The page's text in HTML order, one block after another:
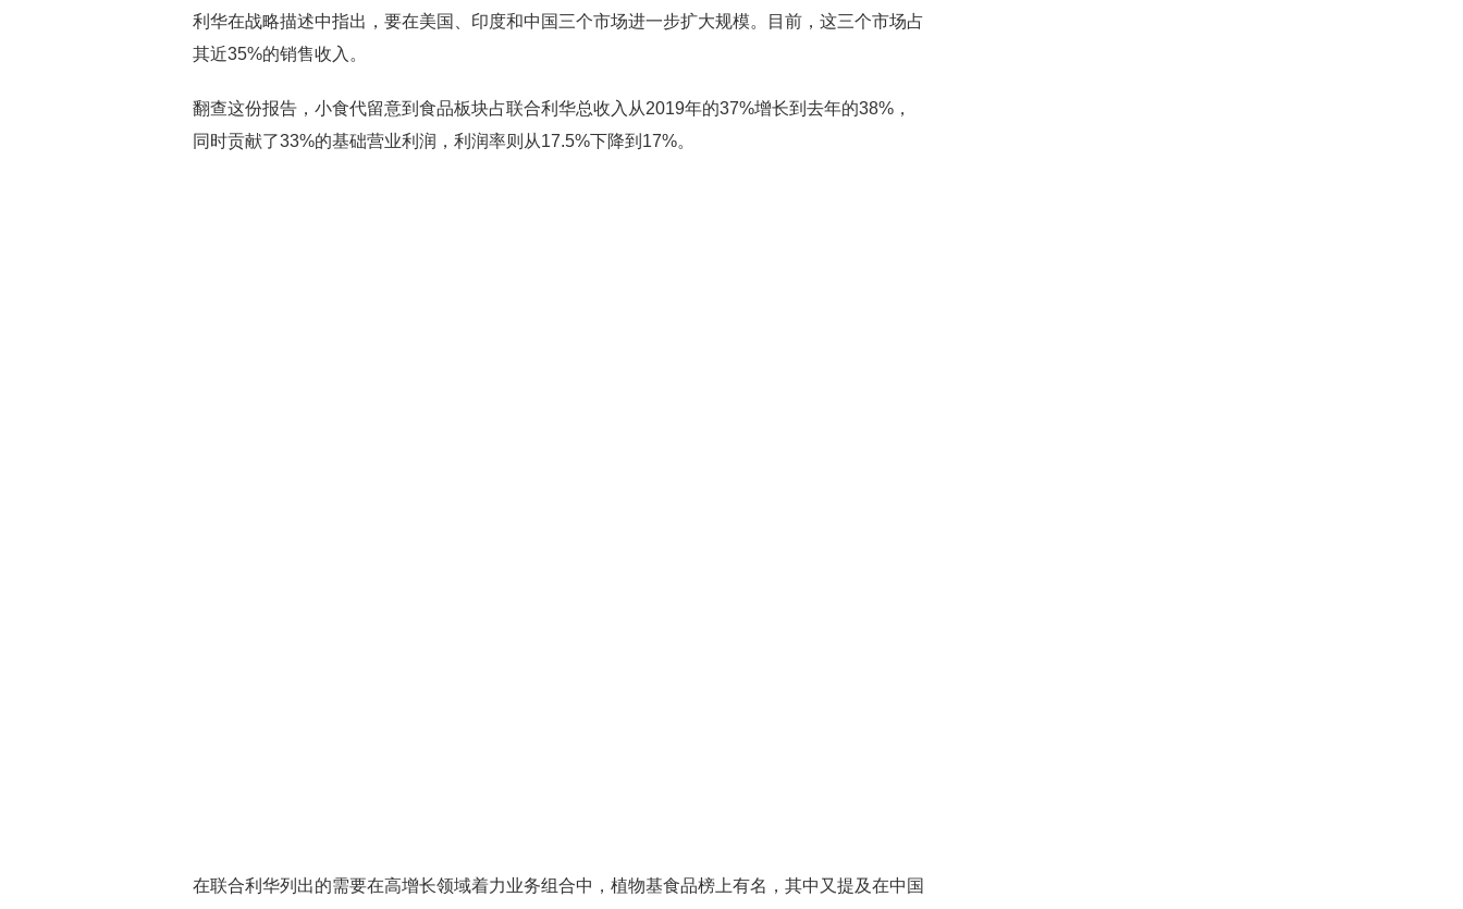
利华在战略描述中指出，要在美国、印度和中国三个市场进一步扩大规模。目前，这三个市场占
其近35%的销售收入。
翻查这份报告，小食代留意到食品板块占联合利华总收入从2019年的37%增长到去年的38%，
同时贡献了33%的基础营业利润，利润率则从17.5%下降到17%。
在联合利华列出的需要在高增长领域着力业务组合中，植物基食品榜上有名，其中又提及在中国